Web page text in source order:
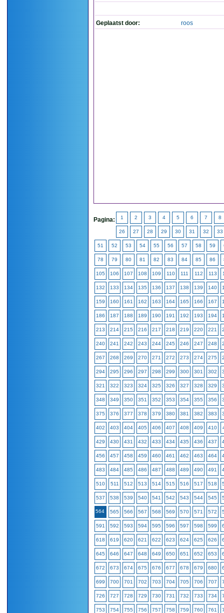
Geplaatst door: roos
Pagina: 1 2 3 4 5 6 7 8
26 27 28 29 30 31 32 33
51 52 53 54 55 56 57 58 59
78 79 80 81 82 83 84 85 86
105 106 107 108 109 110 111 112 113
132 133 134 135 136 137 138 139 140
159 160 161 162 163 164 165 166 167
186 187 188 189 190 191 192 193 194
213 214 215 216 217 218 219 220 221
240 241 242 243 244 245 246 247 248
267 268 269 270 271 272 273 274 275
294 295 296 297 298 299 300 301 302
321 322 323 324 325 326 327 328 329
348 349 350 351 352 353 354 355 356
375 376 377 378 379 380 381 382 383
402 403 404 405 406 407 408 409 410
429 430 431 432 433 434 435 436 437
456 457 458 459 460 461 462 463 464
483 484 485 486 487 488 489 490 491
510 511 512 513 514 515 516 517 518
537 538 539 540 541 542 543 544 545
564 565 566 567 568 569 570 571 572
591 592 593 594 595 596 597 598 599
618 619 620 621 622 623 624 625 626
645 646 647 648 649 650 651 652 653
672 673 674 675 676 677 678 679 680
699 700 701 702 703 704 705 706 707
726 727 728 729 730 731 732 733 734
753 754 755 756 757 758 759 760 761